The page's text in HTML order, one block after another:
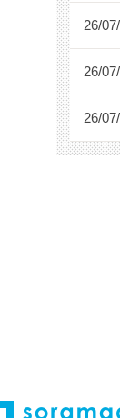
26/
26/
26/